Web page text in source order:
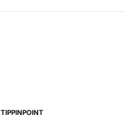
TIPPINPOINT